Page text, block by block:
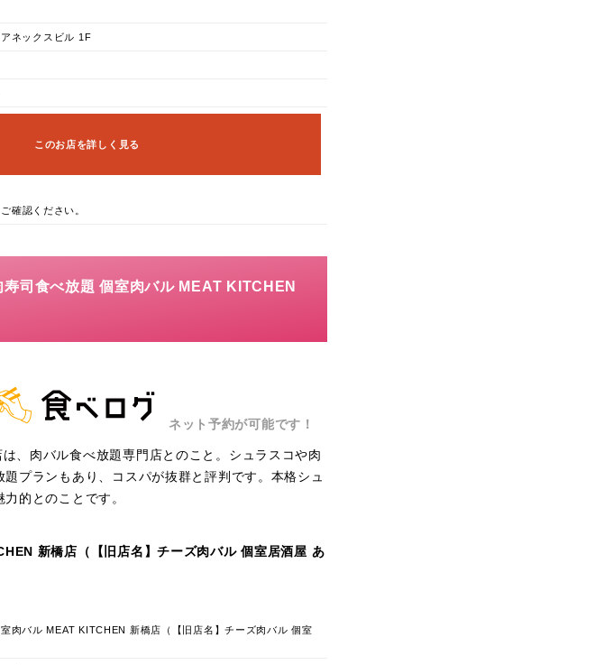
ネックスビル 1F
このお店を詳しく見る
確認ください。
司食べ放題 個室肉バル MEAT KITCHEN
ネット予約が可能です！
、肉バル食べ放題専門店とのこと。シュラスコや肉
題プランもあり、コスパが抜群と評判です。本格シュ
的とのことです。
新橋店（【旧店名】チーズ肉バル 個室居酒屋 あ
肉バル MEAT KITCHEN 新橋店（【旧店名】チーズ肉バル 個室